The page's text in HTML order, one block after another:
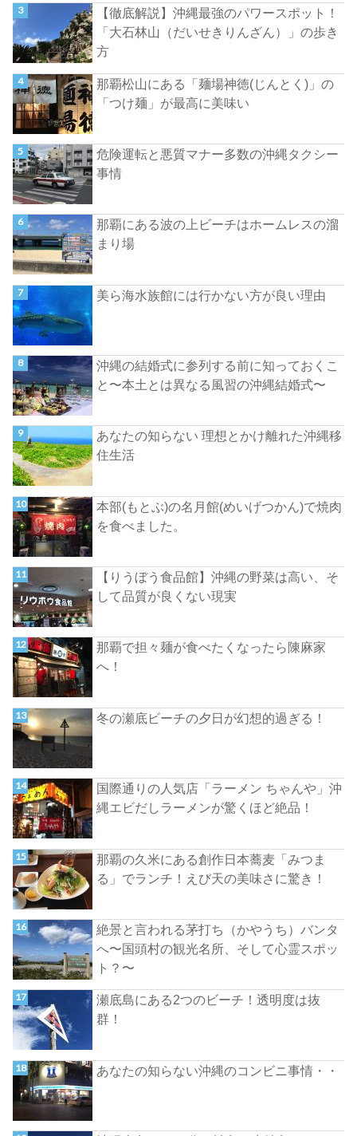
【徹底解説】沖縄最強のパワースポット！
「大石林山（だいせきりんざん）」の歩き
方
那覇松山にある「麺場神徳(じんとく)」の
「つけ麺」が最高に美味い
危険運転と悪質マナー多数の沖縄タクシー
事情
那覇にある波の上ビーチはホームレスの溜
まり場
美ら海水族館には行かない方が良い理由
沖縄の結婚式に参列する前に知っておくこ
と〜本土とは異なる風習の沖縄結婚式〜
あなたの知らない 理想とかけ離れた沖縄移
住生活
本部(もとぶ)の名月館(めいげつかん)で焼肉
を食べました。
【りうぼう食品館】沖縄の野菜は高い、そ
して品質が良くない現実
那覇で担々麺が食べたくなったら陳麻家
へ！
冬の瀬底ビーチの夕日が幻想的過ぎる！
国際通りの人気店「ラーメン ちゃんや」沖
縄エビだしラーメンが驚くほど絶品！
那覇の久米にある創作日本蕎麦「みつま
る」でランチ！えび天の美味さに驚き！
絶景と言われる茅打ち（かやうち）バンタ
へ〜国頭村の観光名所、そして心霊スポッ
ト？〜
瀬底島にある2つのビーチ！透明度は抜
群！
あなたの知らない沖縄のコンビニ事情・・